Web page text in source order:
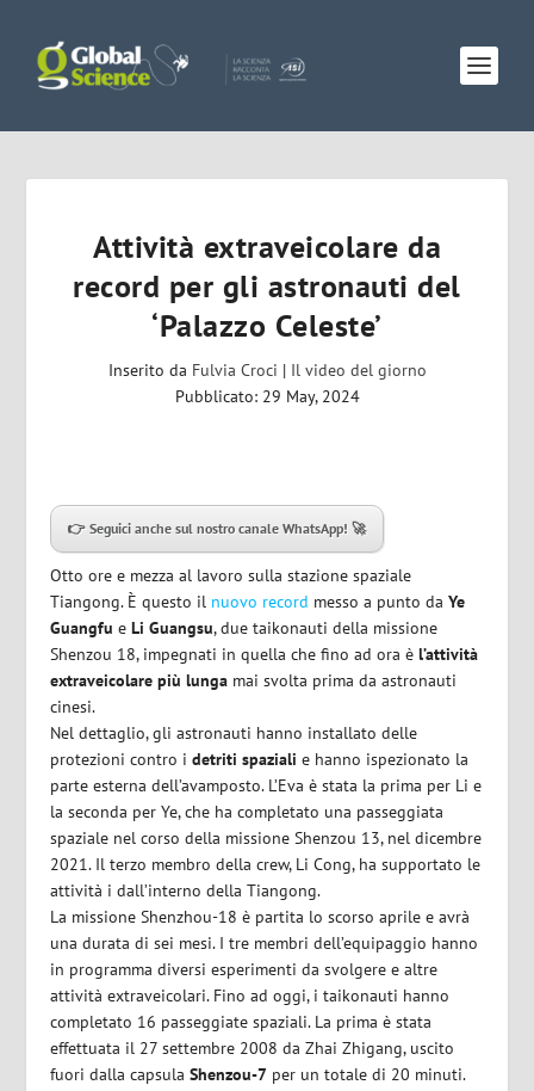
Attività extraveicolare da
record per gli astronauti del
‘Palazzo Celeste’
Inserito da Fulvia Croci | Il video del giorno
Pubblicato: 29 May, 2024
👉 Seguici anche sul nostro canale WhatsApp! 🚀
Otto ore e mezza al lavoro sulla stazione spaziale
Tiangong. È questo il nuovo record messo a punto daYe
Guangfu eLi Guangsu, due taikonauti della missione
Shenzou 18, impegnati in quella che fino ad ora è l’attività
extraveicolare più lunga mai svolta prima da astronauti
cinesi.
Nel dettaglio, gli astronauti hanno installato delle
protezioni contro idetriti spaziali e hanno ispezionato la
parte esterna dell’avamposto. L’Eva è stata la prima per Li e
la seconda per Ye, che ha completato una passeggiata
spaziale nel corso della missione Shenzou 13, nel dicembre
2021. Il terzo membro della crew, Li Cong, ha supportato le
attività i dall’interno della Tiangong.
La missione Shenzhou-18 è partita lo scorso aprile e avrà
una durata di sei mesi. I tre membri dell’equipaggio hanno
in programma diversi esperimenti da svolgere e altre
attività extraveicolari. Fino ad oggi, i taikonauti hanno
completato 16 passeggiate spaziali. La prima è stata
effettuata il 27 settembre 2008 da Zhai Zhigang, uscito
fuori dalla capsulaShenzou-7 per un totale di 20 minuti.